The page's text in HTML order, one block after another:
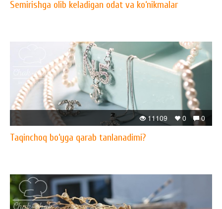
Semirishga olib keladigan odat va ko‘nikmalar
0
0
11109
Taqinchoq bo‘yga qarab tanlanadimi?